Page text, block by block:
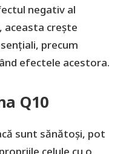
negativ al
aceasta crește
precum
efectele acestora.
Q10
sunt sănătoși, pot
celule cu o